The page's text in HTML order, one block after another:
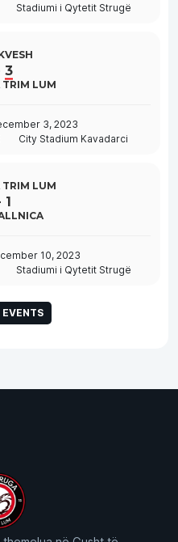
Stadiumi i Qytetit Strugë
3
TRIM LUM
3, 2023
City Stadium Kavadarci
TRIM LUM
1
10, 2023
Stadiumi i Qytetit Strugë